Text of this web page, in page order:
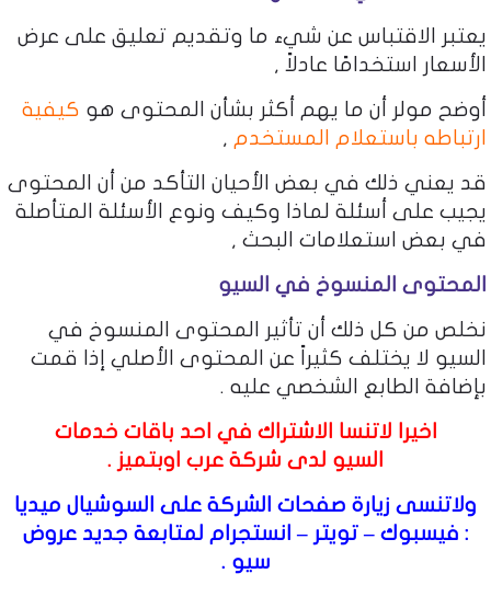
يعتبر الاقتباس عن شيء ما وتقديم تعليق على عرض
الأسعار استخدامًا عادلاً ,
أوضح مولر أن ما يهم أكثر بشأن المحتوى هو كيفية
ارتباطه باستعلام المستخدم ,
قد يعني ذلك في بعض الأحيان التأكد من أن المحتوى
يجيب على أسئلة لماذا وكيف ونوع الأسئلة المتأصلة
في بعض استعلامات البحث ,
المحتوى المنسوخ في السيو
نخلص من كل ذلك أن تأثير المحتوى المنسوخ في
السيو لا يختلف كثيراً عن المحتوى الأصلي إذا قمت
بإضافة الطابع الشخصي عليه .
اخيرا لاتنسا الاشتراك في احد باقات خدمات
السيو لدى شركة عرب اوبتميز .
ولاتنسى زيارة صفحات الشركة على السوشيال ميديا
: فيسبوك –تويتر – انستجرام لمتابعة جديد عروض
سيو .